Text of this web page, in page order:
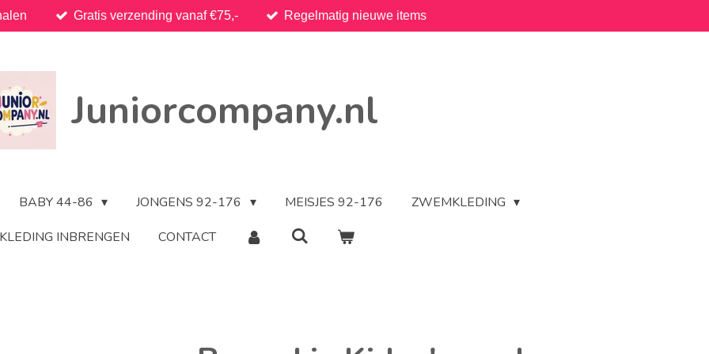
Gratis verzending vanaf €75,- Regelmatig nieuwe items
Juniorcompany.nl
BABY 44-86 JONGENS 92-176 MEISJES 92-176
ZWEMKLEDING
KLEDING INBRENGEN
CONTACT